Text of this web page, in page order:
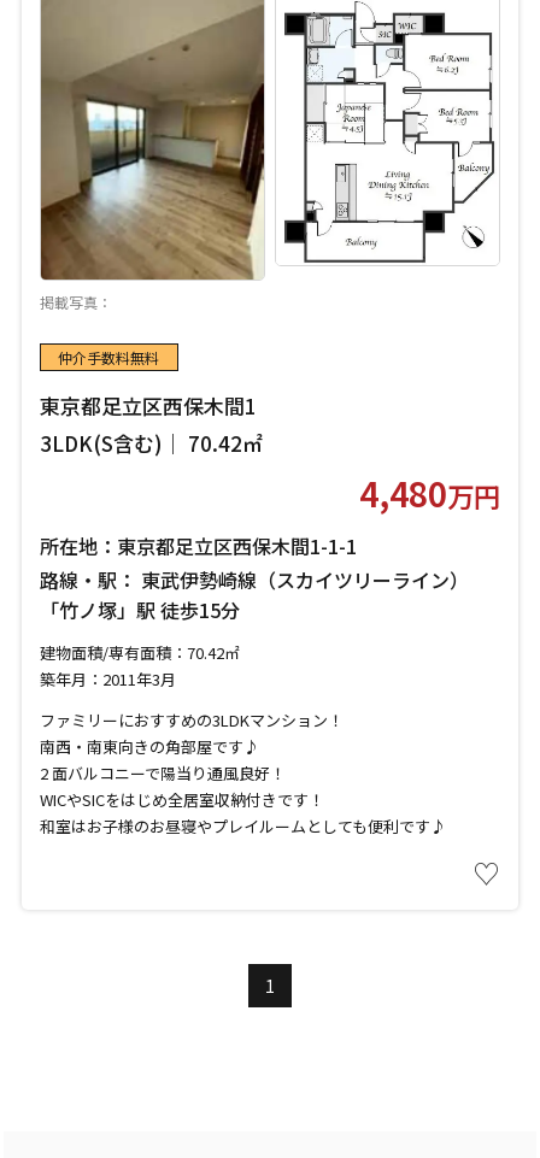
掲載写真：
仲介手数料無料
東京都足立区西保木間1
3LDK(S含む)｜ 70.42㎡
4,480万円
所在地：東京都足立区西保木間1-1-1
路線・駅： 東武伊勢崎線（スカイツリーライン）
「竹ノ塚」駅 徒歩15分
建物面積/専有面積：70.42㎡
築年月：2011年3月
ファミリーにおすすめの3LDKマンション！
南西・南東向きの角部屋です♪
2 面バルコニーで陽当り通風良好！
WICやSICをはじめ全居室収納付きです！
和室はお子様のお昼寝やプレイルームとしても便利です♪
♡
1